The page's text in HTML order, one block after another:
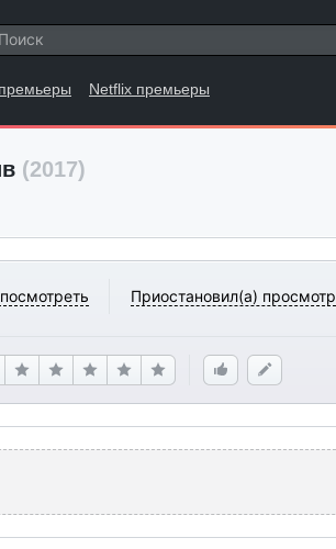
Netflix премьеры
(2017)
Приостановил(а) просмотр